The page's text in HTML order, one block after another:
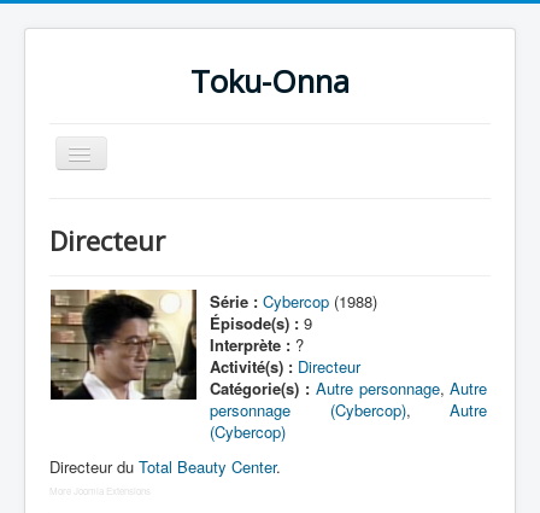
Toku-Onna
Basculer
la
Toku-Actrices
Toku-Critiques
Séries
Films
Dessins
Artiste Asperger
Directeur
Série : Cybercop (1988)
Épisode(s) : 9
Interprète : ?
Activité(s) : Directeur
Catégorie(s) : Autre personnage,Autre
personnage (Cybercop),Autre
(Cybercop)
Directeur du Total Beauty Center.
More Joomla Extensions